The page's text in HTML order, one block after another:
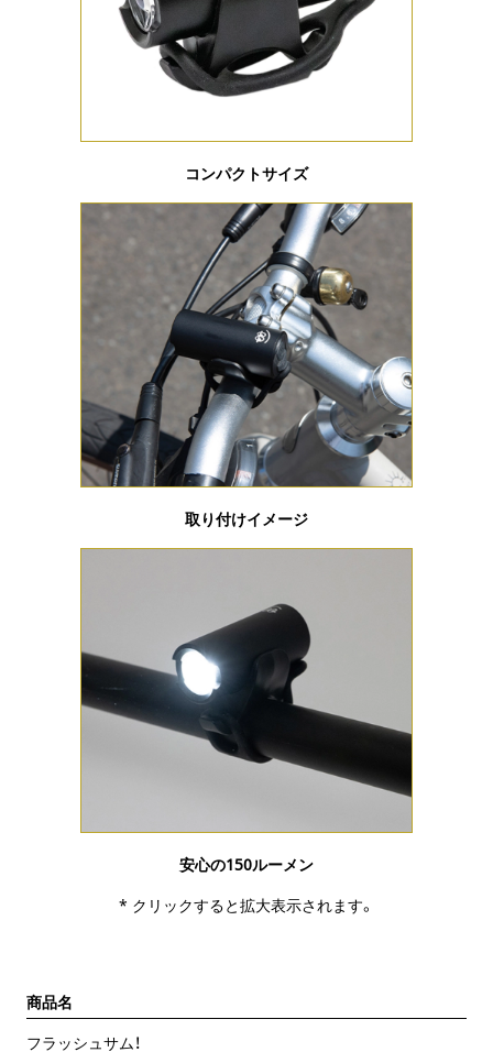
コンパクトサイズ
取り付けイメージ
安心の150ルーメン
* クリックすると拡大表示されます。
商品名
フラッシュサム！